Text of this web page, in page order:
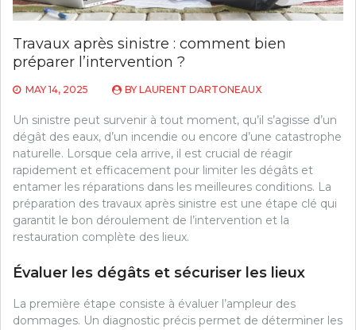
Travaux après sinistre : comment bien
préparer l’intervention ?
MAY 14, 2025 BY LAURENT DARTONEAUX
Un sinistre peut survenir à tout moment, qu’il s’agisse d’un
dégât des eaux, d’un incendie ou encore d’une catastrophe
naturelle. Lorsque cela arrive, il est crucial de réagir
rapidement et efficacement pour limiter les dégâts et
entamer les réparations dans les meilleures conditions. La
préparation des travaux après sinistre est une étape clé qui
garantit le bon déroulement de l’intervention et la
restauration complète des lieux.
Évaluer les dégâts et sécuriser les lieux
La première étape consiste à évaluer l’ampleur des
dommages. Un diagnostic précis permet de déterminer les